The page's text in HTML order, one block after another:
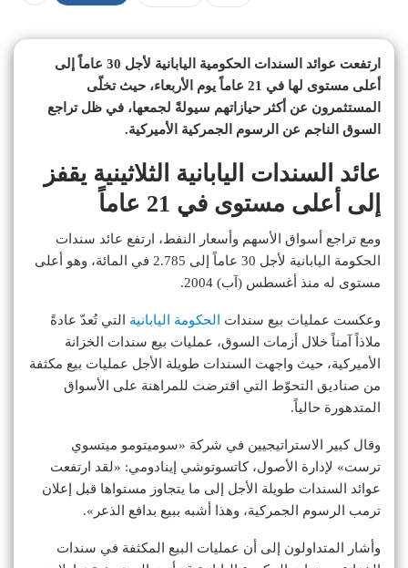
ارتفعت عوائد السندات الحكومية اليابانية لأجل 30 عاماً إلى
أعلى مستوى لها في 21 عاماً يوم الأربعاء، حيث تخلّى
المستثمرون عن أكثر حيازاتهم سيولةً لجمعها، في ظل تراجع
السوق الناجم عن الرسوم الجمركية الأميركية.
عائد السندات اليابانية الثلاثينية يقفز
إلى أعلى مستوى في 21 عاماً
ومع تراجع أسواق الأسهم وأسعار النفط، ارتفع عائد سندات
الحكومة اليابانية لأجل 30 عاماً إلى 2.785 في المائة، وهو أعلى
مستوى له منذ أغسطس (آب) 2004.
وعكست عمليات بيع سندات الحكومة اليابانية التي تُعدّ عادةً
ملاذاً آمناً خلال أزمات السوق، عمليات بيع سندات الخزانة
الأميركية، حيث واجهت السندات طويلة الأجل عمليات بيع مكثفة
من صناديق التحوّط التي اقترضت للمراهنة على الأسواق
المتدهورة حالياً.
وقال كبير الاستراتيجيين في شركة «سوميتومو ميتسوي
ترست» لإدارة الأصول، كاتسوتوشي إينادومي: «لقد ارتفعت
عوائد السندات طويلة الأجل إلى ما يتجاوز مستواها قبل إعلان
ترمب الرسوم الجمركية، وهذا أشبه ببيع بدافع الذعر».
وأشار المتداولون إلى أن عمليات البيع المكثفة في سندات